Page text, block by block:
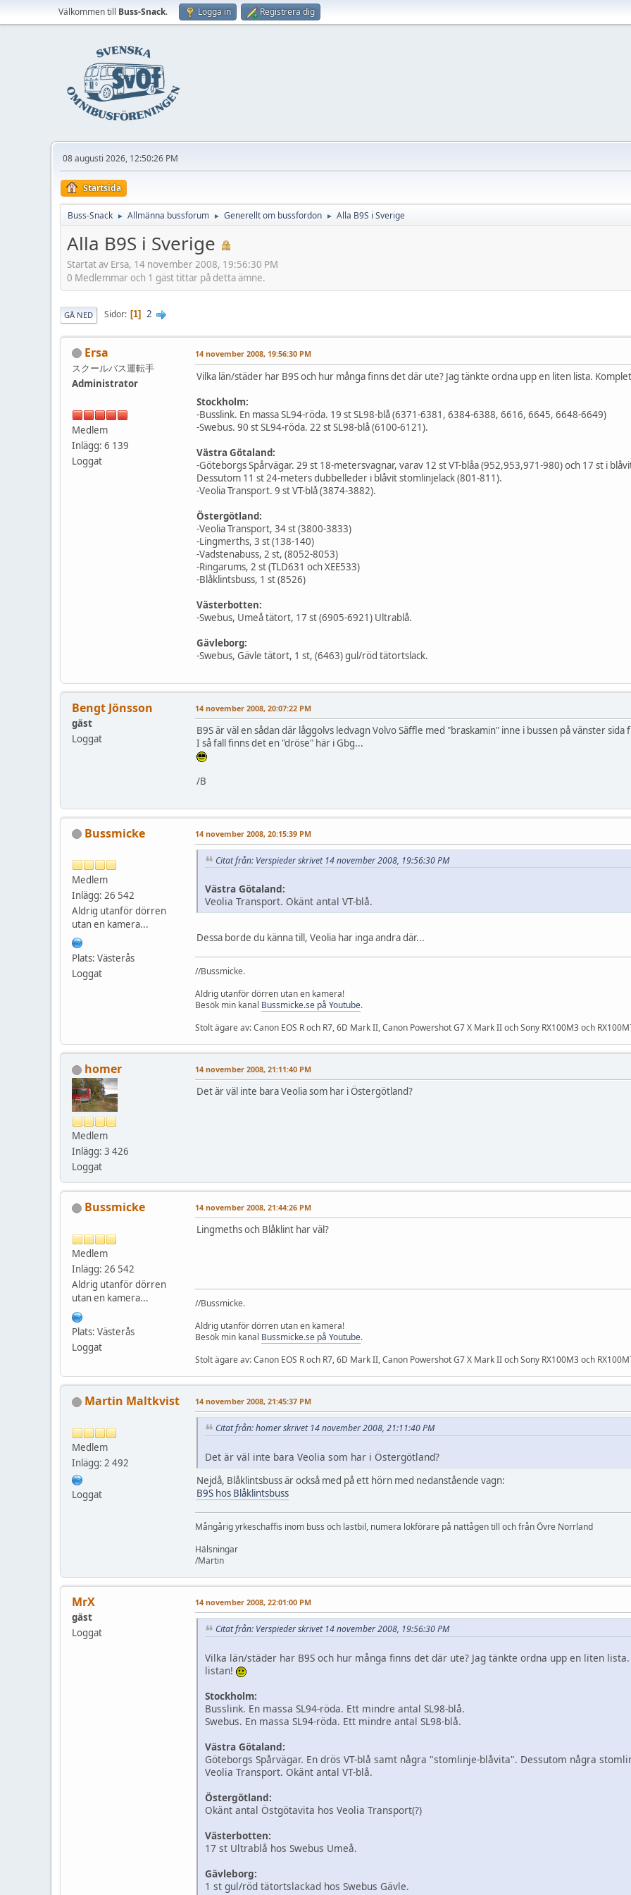
Välkommen till Buss-Snack. Logga in Registrera dig
08 augusti 2026, 12:50:26 PM
Startsida
Buss-Snack ► Allmänna bussforum ► Generellt om bussfordon ► Alla B9S i Sverige
Alla B9S i Sverige
Startat av Ersa, 14 november 2008, 19:56:30 PM
0 Medlemmar och 1 gäst tittar på detta ämne.
GÅ NED Sidor 1 2
Ersa
スクールバス運転手
Administrator
Medlem
Inlägg: 6 139
Loggat
14 november 2008, 19:56:30 PM
Vilka län/städer har B9S och hur många finns det där ute? Jag tänkte ordna upp en liten lista.
Stockholm:
-Busslink. En massa SL94-röda. 19 st SL98-blå (6371-6381, 6384-6388, 6616, 6645, 6648-6649)
-Swebus. 90 st SL94-röda. 22 st SL98-blå (6100-6121).
Västra Götaland:
-Göteborgs Spårvägar. 29 st 18-metersvagnar, varav 12 st VT-blåa (952,953,971-980) och 17 st i
Dessutom 11 st 24-meters dubbelleder i blåvit stomlinjelack (801-811).
-Veolia Transport. 9 st VT-blå (3874-3882).
Östergötland:
-Veolia Transport, 34 st (3800-3833)
-Lingmerths, 3 st (138-140)
-Vadstenabuss, 2 st, (8052-8053)
-Ringarums, 2 st (TLD631 och XEE533)
-Blåklintsbuss, 1 st (8526)
Västerbotten:
-Swebus, Umeå tätort, 17 st (6905-6921) Ultrablå.
Gävleborg:
-Swebus, Gävle tätort, 1 st, (6463) gul/röd tätortslack.
Bengt Jönsson
gäst
Loggat
14 november 2008, 20:07:22 PM
B9S är väl en sådan där låggolvs ledvagn Volvo Säffle med "braskamin" inne i bussen på vänster sida
I så fall finns det en "dröse" här i Gbg...
/B
Bussmicke
Medlem
Inlägg: 26 542
Aldrig utanför dörren
utan en kamera...
Plats: Västerås
Loggat
14 november 2008, 20:15:39 PM
Citat från: Verspieder skrivet 14 november 2008, 19:56:30 PM
Västra Götaland:
Veolia Transport. Okänt antal VT-blå.
Dessa borde du känna till, Veolia har inga andra där...
//Bussmicke.
Aldrig utanför dörren utan en kamera!
Besök min kanal Bussmicke.se på Youtube.
Stolt ägare av: Canon EOS R och R7, 6D Mark II, Canon Powershot G7 X Mark II och Sony RX100M3 och
homer
Medlem
Inlägg: 3 426
Loggat
14 november 2008, 21:11:40 PM
Det är väl inte bara Veolia som har i Östergötland?
Bussmicke
Medlem
Inlägg: 26 542
Aldrig utanför dörren
utan en kamera...
Plats: Västerås
Loggat
14 november 2008, 21:44:26 PM
Lingmeths och Blåklint har väl?
//Bussmicke.
Aldrig utanför dörren utan en kamera!
Besök min kanal Bussmicke.se på Youtube.
Stolt ägare av: Canon EOS R och R7, 6D Mark II, Canon Powershot G7 X Mark II och Sony RX100M3 och
Martin Maltkvist
Medlem
Inlägg: 2 492
Loggat
14 november 2008, 21:45:37 PM
Citat från: homer skrivet 14 november 2008, 21:11:40 PM
Det är väl inte bara Veolia som har i Östergötland?
Nejdå, Blåklintsbuss är också med på ett hörn med nedanstående vagn:
B9S hos Blåklintsbuss
Mångårig yrkeschaffis inom buss och lastbil, numera lokförare på nattågen till och från Övre Norrland
Hälsningar
/Martin
MrX
gäst
Loggat
14 november 2008, 22:01:00 PM
Citat från: Verspieder skrivet 14 november 2008, 19:56:30 PM
Vilka län/städer har B9S och hur många finns det där ute? Jag tänkte ordna upp en liten
listan!
Stockholm:
Busslink. En massa SL94-röda. Ett mindre antal SL98-blå.
Swebus. En massa SL94-röda. Ett mindre antal SL98-blå.
Västra Götaland:
Göteborgs Spårvägar. En drös VT-blå samt några "stomlinje-blåvita". Dessutom några
Veolia Transport. Okänt antal VT-blå.
Östergötland:
Okänt antal Östgötavita hos Veolia Transport(?)
Västerbotten:
17 st Ultrablå hos Swebus Umeå.
Gävleborg:
1 st gul/röd tätortslackad hos Swebus Gävle.